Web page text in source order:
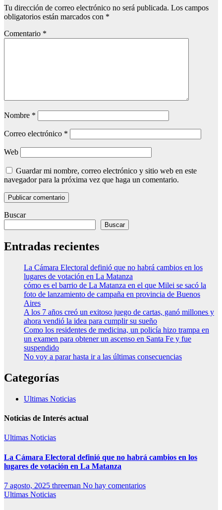
Tu dirección de correo electrónico no será publicada. Los campos
obligatorios están marcados con *
Comentario *
Nombre *
Correo electrónico *
Web
Guardar mi nombre, correo electrónico y sitio web en este
navegador para la próxima vez que haga un comentario.
Buscar
Buscar
Entradas recientes
La Cámara Electoral definió que no habrá cambios en los
lugares de votación en La Matanza
cómo es el barrio de La Matanza en el que Milei se sacó la
foto de lanzamiento de campaña en provincia de Buenos
Aires
A los 7 años creó un exitoso juego de cartas, ganó millones y
ahora vendió la idea para cumplir su sueño
Como los residentes de medicina, un policía hizo trampa en
un examen para obtener un ascenso en Santa Fe y fue
suspendido
No voy a parar hasta ir a las últimas consecuencias
Categorías
Ultimas Noticias
Noticias de Interés actual
Ultimas Noticias
La Cámara Electoral definió que no habrá cambios en los
lugares de votación en La Matanza
7 agosto, 2025 threeman No hay comentarios
Ultimas Noticias